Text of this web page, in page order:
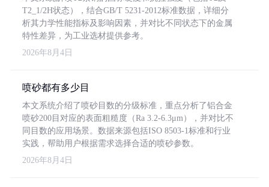
T2_1/2H状态），结合GB/T 5231-2012标准数据，详细分
析其力学性能指标及影响因素，并对比不同状态下的金属
特性差异，为工业选材提供参考。
2026年8月4日
喷砂都有多少目
本文系统介绍了喷砂目数的分级标准，重点分析了铝合金
喷砂200目对应的表面粗糙度（Ra 3.2-6.3μm），并对比不
同目数的应用场景。数据来源包括ISO 8503-1标准和行业
实践，帮助用户根据需求选择合适的喷砂参数。
2026年8月4日